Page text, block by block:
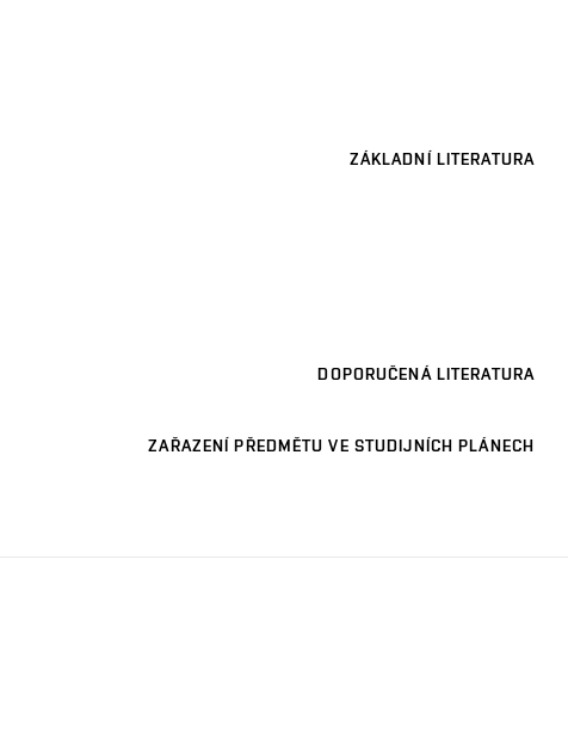
ZÁKLADNÍ LITERATURA
DOPORUČENÁ LITERATURA
ZAŘAZENÍ PŘEDMĚTU VE STUDIJNÍCH PLÁNECH